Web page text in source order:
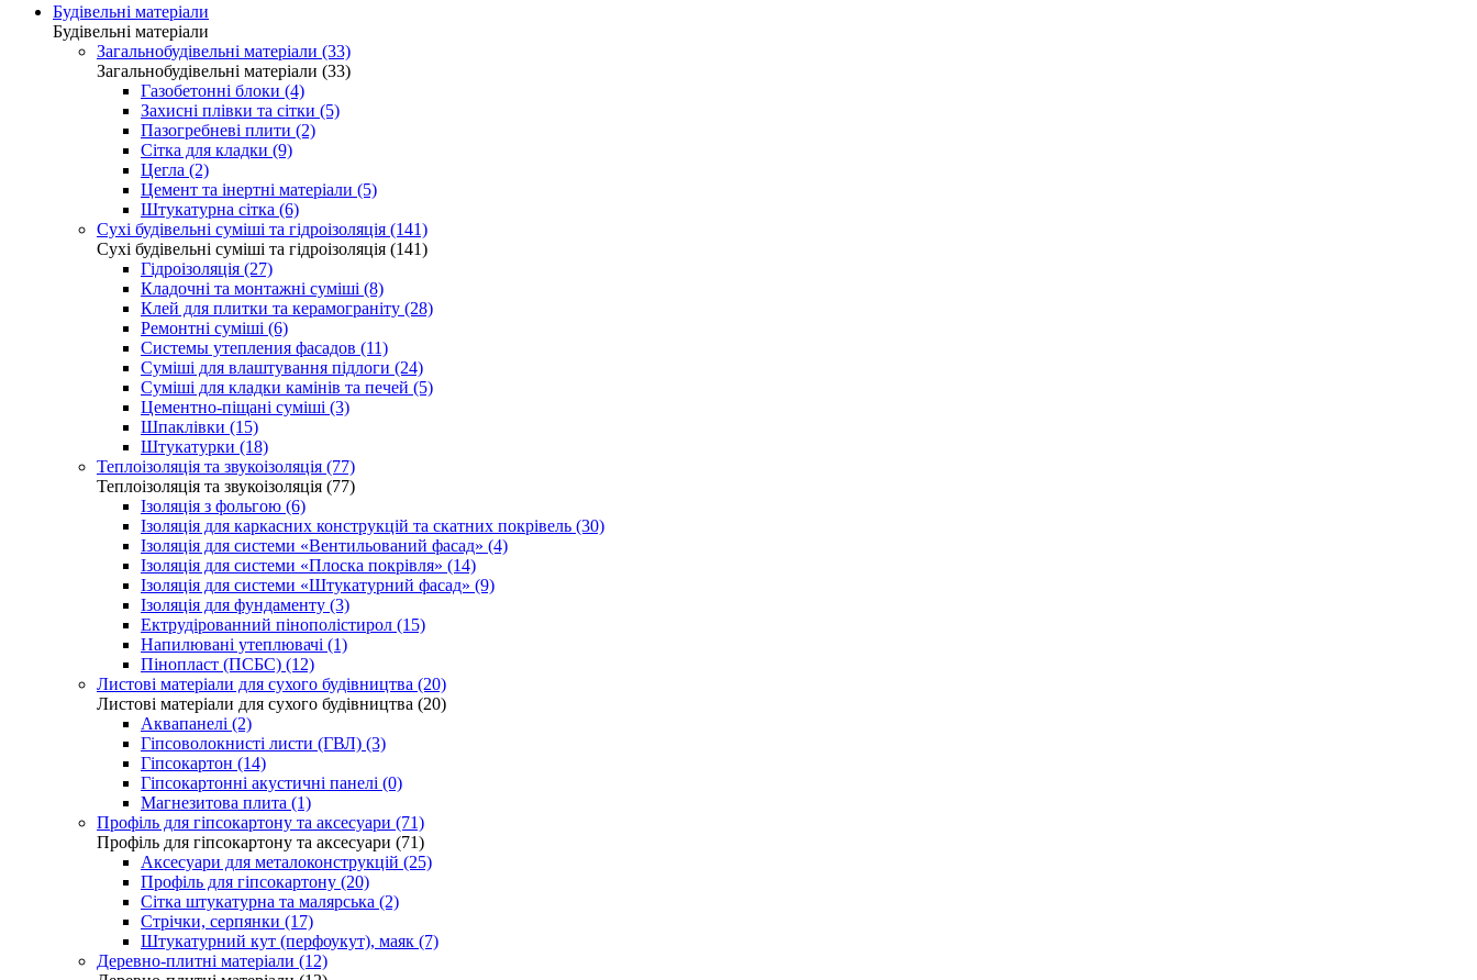
Будівельні матеріали
Будівельні матеріали
Загальнобудівельні матеріали (33)
Загальнобудівельні матеріали (33)
Газобетонні блоки (4)
Захисні плівки та сітки (5)
Пазогребневі плити (2)
Сітка для кладки (9)
Цегла (2)
Цемент та інертні матеріали (5)
Штукатурна сітка (6)
Сухі будівельні суміші та гідроізоляція (141)
Сухі будівельні суміші та гідроізоляція (141)
Гідроізоляція (27)
Кладочні та монтажні суміші (8)
Клей для плитки та керамограніту (28)
Ремонтні суміші (6)
Системы утепления фасадов (11)
Суміші для влаштування підлоги (24)
Суміші для кладки камінів та печей (5)
Цементно-піщані суміші (3)
Шпаклівки (15)
Штукатурки (18)
Теплоізоляція та звукоізоляція (77)
Теплоізоляція та звукоізоляція (77)
Ізоляція з фольгою (6)
Ізоляція для каркасних конструкцій та скатних покрівель (30)
Ізоляція для системи «Вентильований фасад» (4)
Ізоляція для системи «Плоска покрівля» (14)
Ізоляція для системи «Штукатурний фасад» (9)
Ізоляція для фундаменту (3)
Ектрудірованний пінополістирол (15)
Напилювані утеплювачі (1)
Пінопласт (ПСБС) (12)
Листові матеріали для сухого будівництва (20)
Листові матеріали для сухого будівництва (20)
Аквапанелі (2)
Гіпсоволокнисті листи (ГВЛ) (3)
Гіпсокартон (14)
Гіпсокартонні акустичні панелі (0)
Магнезитова плита (1)
Профіль для гіпсокартону та аксесуари (71)
Профіль для гіпсокартону та аксесуари (71)
Аксесуари для металоконструкцій (25)
Профіль для гіпсокартону (20)
Сітка штукатурна та малярська (2)
Стрічки, серпянки (17)
Штукатурний кут (перфоукут), маяк (7)
Деревно-плитні матеріали (12)